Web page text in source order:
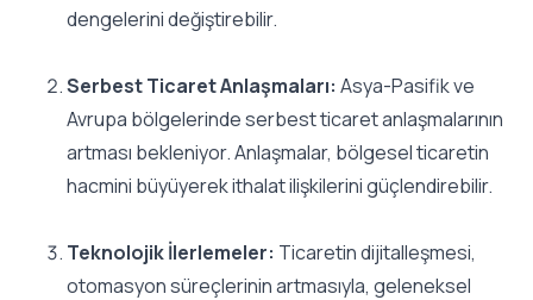
dengelerini değiştirebilir.
Serbest Ticaret Anlaşmaları: Asya-Pasifik ve
Avrupa bölgelerinde serbest ticaret anlaşmalarının
artması bekleniyor. Anlaşmalar, bölgesel ticaretin
hacmini büyüyerek ithalat ilişkilerini güçlendirebilir.
Teknolojik İlerlemeler: Ticaretin dijitalleşmesi,
otomasyon süreçlerinin artmasıyla, geleneksel